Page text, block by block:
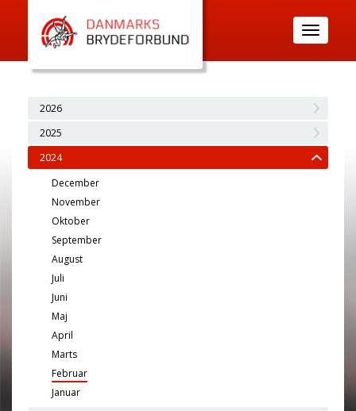
Toggle
navigation
2026
2025
2024
December
November
Oktober
September
August
Juli
Juni
Maj
April
Marts
Februar
Januar